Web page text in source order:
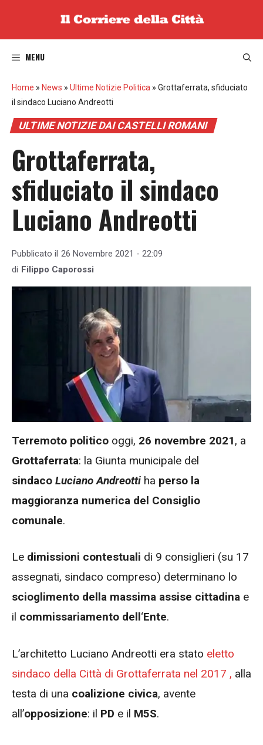
MENU
Home » News » Ultime Notizie Politica » Grottaferrata, sfiduciato
il sindaco Luciano Andreotti
ULTIME NOTIZIE DAI CASTELLI ROMANI
Grottaferrata,
sfiduciato il sindaco
Luciano Andreotti
Pubblicato il 26 Novembre 2021 - 22:09
di Filippo Caporossi
Terremoto politico oggi, 26 novembre 2021, a
Grottaferrata: la Giunta municipale del
sindaco Luciano Andreotti ha perso la
maggioranza numerica del Consiglio
comunale.
Le dimissioni contestuali di 9 consiglieri (su 17
assegnati, sindaco compreso) determinano lo
scioglimento della massima assise cittadina e
il commissariamento dell‘Ente.
L’architetto Luciano Andreotti era stato eletto
sindaco della Città di Grottaferrata nel 2017 , alla
testa di una coalizione civica, avente
all’opposizione: il PD e il M5S.